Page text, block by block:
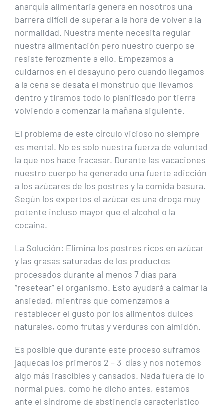
anarquía alimentaria genera en nosotros una
barrera difícil de superar a la hora de volver a la
normalidad. Nuestra mente necesita regular
nuestra alimentación pero nuestro cuerpo se
resiste ferozmente a ello. Empezamos a
cuidarnos en el desayuno pero cuando llegamos
a la cena se desata el monstruo que llevamos
dentro y tiramos todo lo planificado por tierra
volviendo a comenzar la mañana siguiente.
El problema de este círculo vicioso no siempre
es mental. No es solo nuestra fuerza de voluntad
la que nos hace fracasar. Durante las vacaciones
nuestro cuerpo ha generado una fuerte adicción
a los azúcares de los postres y la comida basura.
Según los expertos el azúcar es una droga muy
potente incluso mayor que el alcohol o la
cocaína.
La Solución: Elimina los postres ricos en azúcar
y las grasas saturadas de los productos
procesados durante al menos 7 días para
“resetear” el organismo. Esto ayudará a calmar la
ansiedad, mientras que comenzamos a
restablecer el gusto por los alimentos dulces
naturales, como frutas y verduras con almidón.
Es posible que durante este proceso suframos
jaquecas los primeros 2 – 3 días y nos notemos
algo más irascibles y cansados. Nada fuera de lo
normal pues, como he dicho antes, estamos
ante el síndrome de abstinencia característico